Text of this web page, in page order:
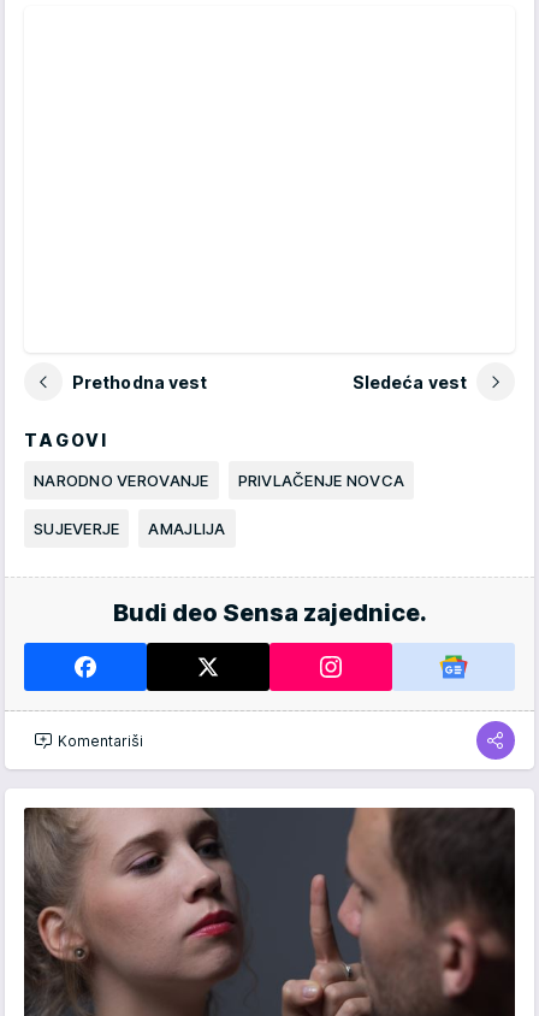
Prethodna vest Sledeća vest
TAGOVI
NARODNO VEROVANJE PRIVLAČENJE NOVCA
SUJEVERJE AMAJLIJA
Budi deo Sensa zajednice.
Komentariši